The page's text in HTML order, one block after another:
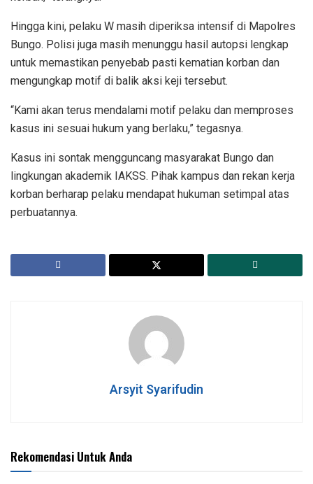
Hingga kini, pelaku W masih diperiksa intensif di Mapolres
Bungo. Polisi juga masih menunggu hasil autopsi lengkap
untuk memastikan penyebab pasti kematian korban dan
mengungkap motif di balik aksi keji tersebut.
“Kami akan terus mendalami motif pelaku dan memproses
kasus ini sesuai hukum yang berlaku,” tegasnya.
Kasus ini sontak mengguncang masyarakat Bungo dan
lingkungan akademik IAKSS. Pihak kampus dan rekan kerja
korban berharap pelaku mendapat hukuman setimpal atas
perbuatannya.
Arsyit Syarifudin
Rekomendasi Untuk Anda